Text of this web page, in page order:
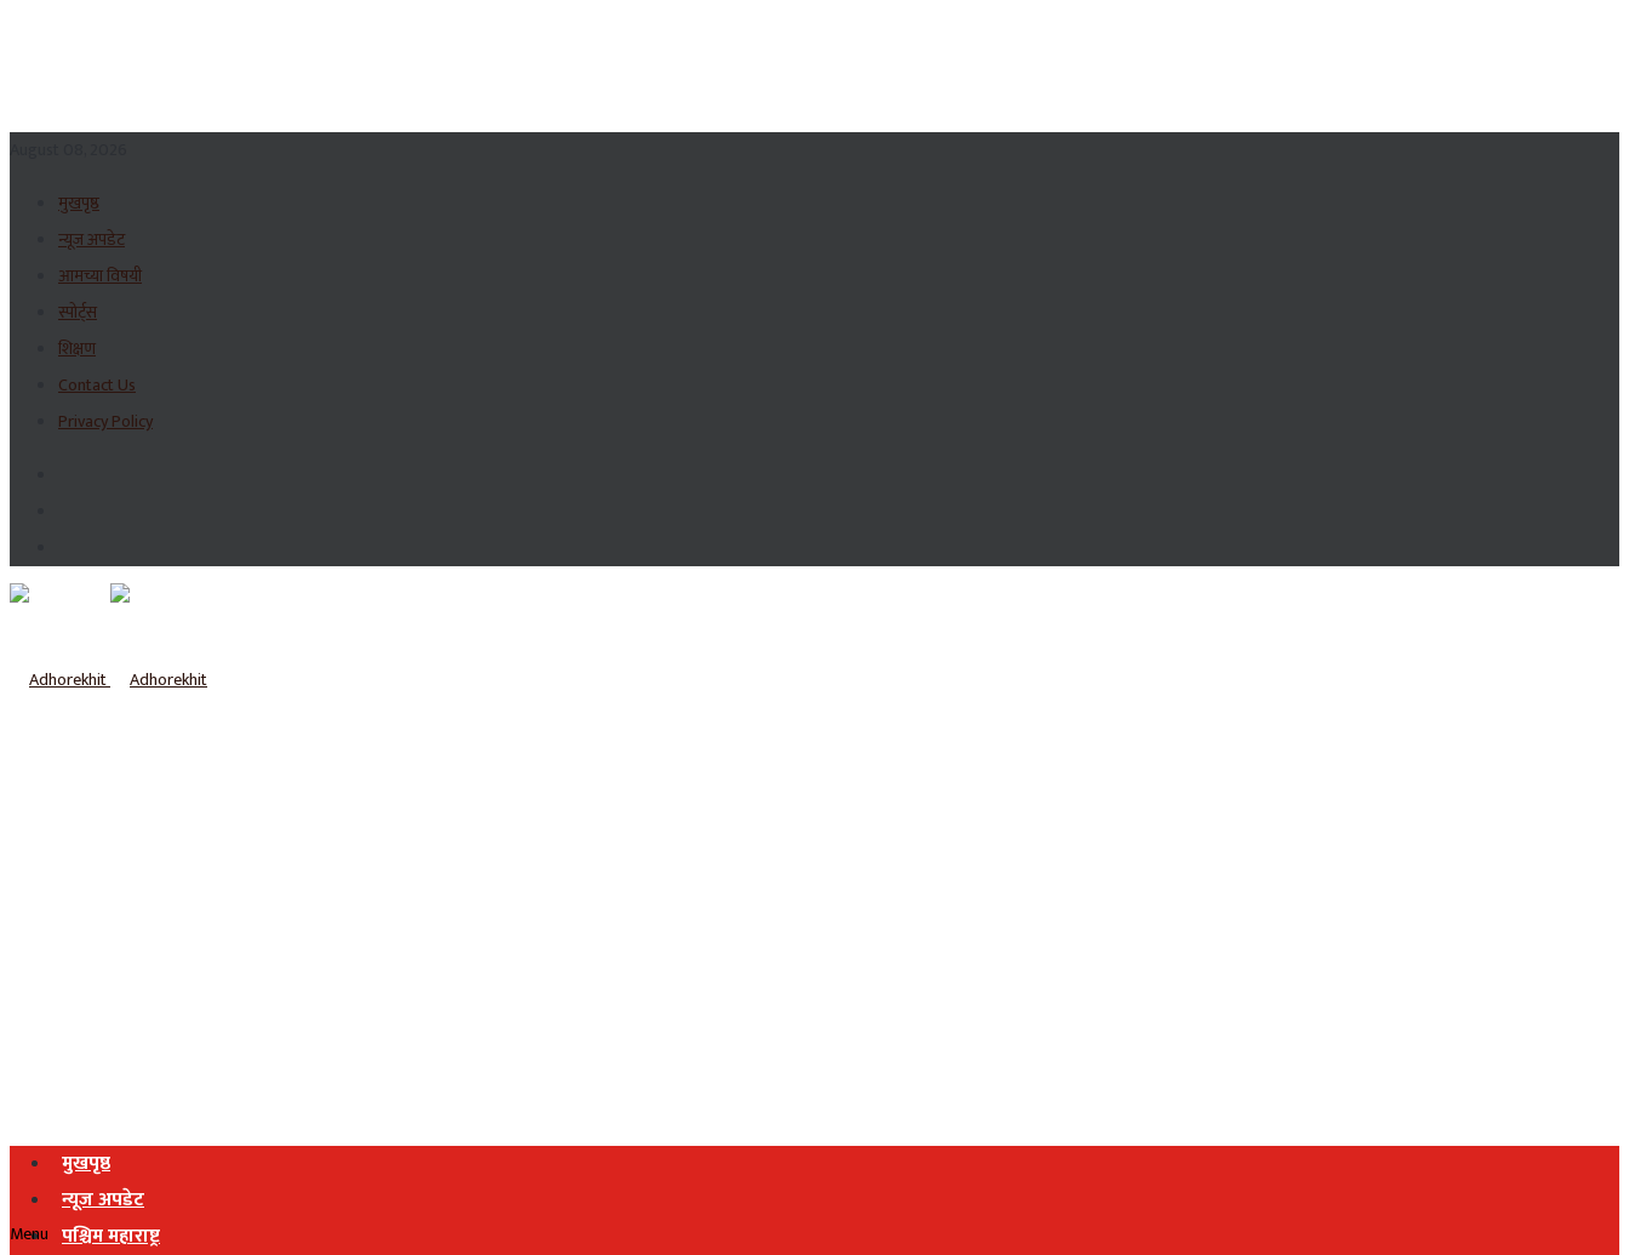
मुखपृष्ठ
न्यूज अपडेट
आमच्या विषयी
स्पोर्ट्स
शिक्षण
Contact Us
Privacy Policy
मुखपृष्ठ
न्यूज अपडेट
पश्चिम महाराष्ट्र
Menu